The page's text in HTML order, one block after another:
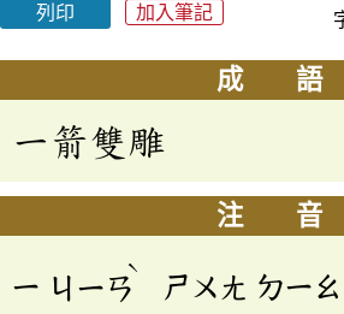
列印 加入筆記
成 語
一箭雙雕
注 音
ㄧ ㄐㄧㄢ
ˋ
ㄕㄨㄤ ㄉㄧㄠ